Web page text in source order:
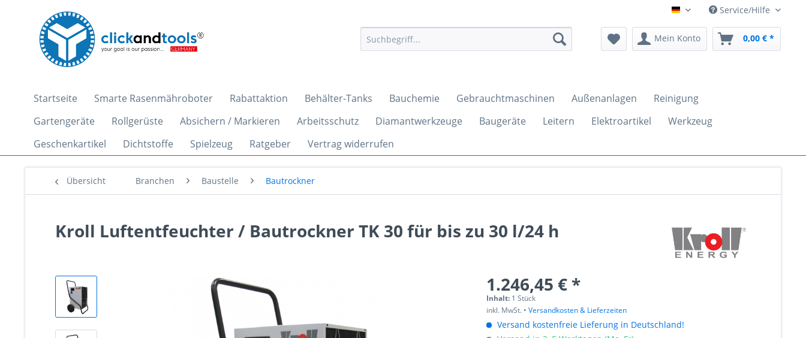
clickandtools.deService/Hilfe
Mein Konto 0,00 € *
Startseite Smarte Rasenmähroboter Rabattaktion Behälter-Tanks Bauchemie Gebrauchtmaschinen Außenanlagen
Reinigung
Gartengeräte
Rollgerüste Absichern / Markieren Arbeitsschutz Diamantwerkzeuge Baugeräte Leitern Elektroartikel
Werkzeug
Geschenkartikel
Dichtstoffe Spielzeug Ratgeber Vertrag widerrufen
Übersicht Branchen Baustelle Bautrockner
Kroll Luftentfeuchter / Bautrockner TK 30 für bis zu 30 l/24 h
1.246,45 € *
Inhalt: 1 Stück
inkl. MwSt. •Versandkosten & Lieferzeiten
Versand kostenfreie Lieferung in Deutschland!